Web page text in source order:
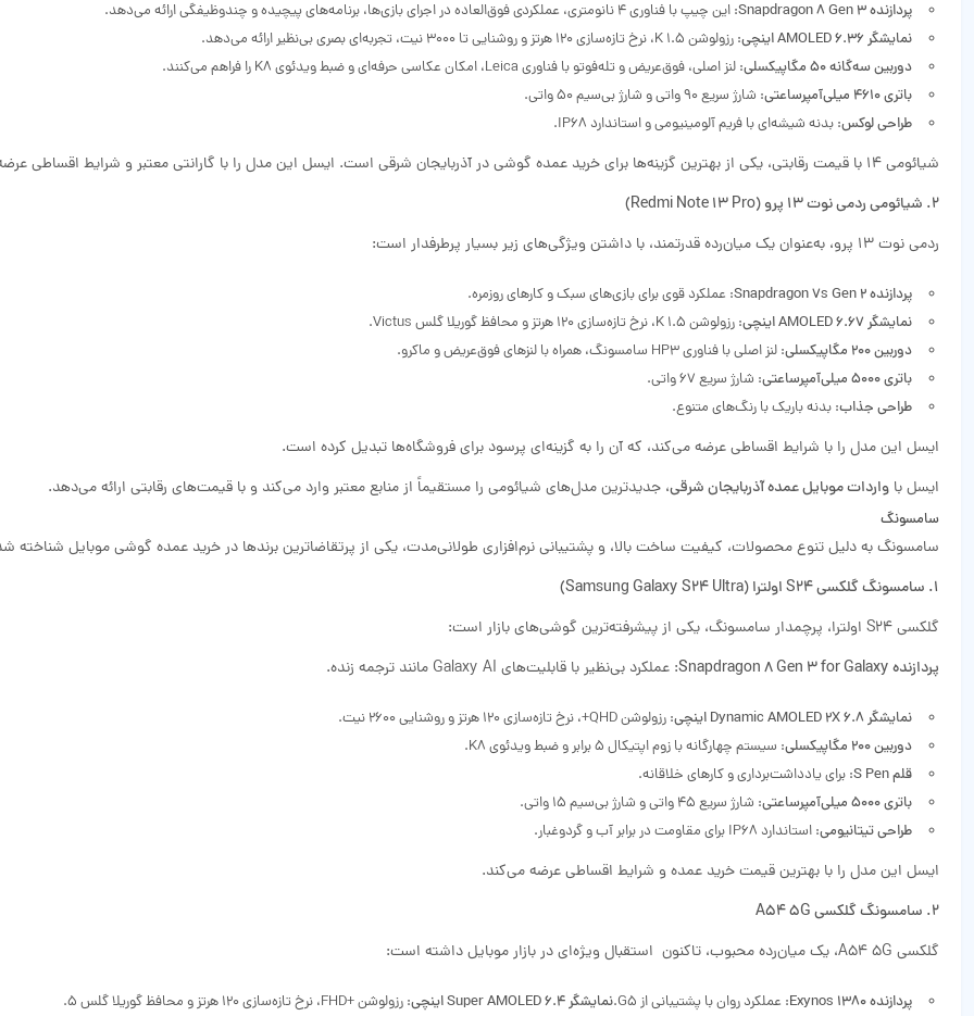
پردازنده Snapdragon 8 Gen 3 : این چیپ با فناوری 4 نانومتری، عملکردی فوق‌العاده در اجرای بازی‌ها، برنامه‌های پیچیده و چندوظیفگی ارائه می‌دهد.
نمایشگر AMOLED 6.36 اینچی : رزولوشن K 1.5، نرخ تازه‌سازی 120 هرتز و روشنایی تا 3000 نیت، تجربه‌ای بصری بی‌نظیر ارائه می‌دهد.
دوربین سه‌گانه 50 مگاپیکسلی : لنز اصلی، فوق‌عریض و تله‌فوتو با فناوری Leica، امکان عکاسی حرفه‌ای و ضبط ویدئوی K8 را فراهم می‌کنند.
باتری 4610 میلی‌آمپرساعتی : شارژ سریع 90 واتی و شارژ بی‌سیم 50 واتی.
طراحی لوکس: بدنه شیشه‌ای با فریم آلومینیومی و استاندارد IP68.
شیائومی 14 با قیمت رقابتی، یکی از بهترین گزینه‌ها برای خرید عمده گوشی در آذربایجان شرقی است. ایسل این مدل را با گارانتی معتبر و شرایط اقساطی عرضه می‌کند.
2. شیائومی ردمی نوت 13 پرو (Redmi Note 13 Pro)
ردمی نوت 13 پرو، به‌عنوان یک میان‌رده قدرتمند، با داشتن ویژگی‌های زیر بسیار پرطرفدار است:
پردازنده Snapdragon 7s Gen 2 : عملکرد قوی برای بازی‌های سبک و کارهای روزمره.
نمایشگر AMOLED 6.67 اینچی : رزولوشن K 1.5، نرخ تازه‌سازی 120 هرتز و محافظ گوریلا گلس Victus.
دوربین 200 مگاپیکسلی : لنز اصلی با فناوری HP3 سامسونگ، همراه با لنزهای فوق‌عریض و ماکرو.
باتری 5000 میلی‌آمپرساعتی : شارژ سریع 67 واتی.
طراحی جذاب: بدنه باریک با رنگ‌های متنوع.
ایسل این مدل را با شرایط اقساطی عرضه می‌کند، که آن را به گزینه‌ای پرسود برای فروشگاه‌ها تبدیل کرده است.
ایسل با واردات موبایل عمده آذربایجان شرقی، جدیدترین مدل‌های شیائومی را مستقیماً از منابع معتبر وارد می‌کند و با قیمت‌های رقابتی ارائه می‌دهد.
سامسونگ
سامسونگ به دلیل تنوع محصولات، کیفیت ساخت بالا، و پشتیبانی نرم‌افزاری طولانی‌مدت، یکی از پرتقاضاترین برندها در خرید عمده گوشی موبایل شناخته
1. سامسونگ گلکسی S24 اولترا (Samsung Galaxy S24 Ultra)
گلکسی S24 اولترا، پرچمدار سامسونگ، یکی از پیشرفته‌ترین گوشی‌های بازار است:
پردازنده Snapdragon 8 Gen 3 for Galaxy
: عملکرد بی‌نظیر با قابلیت‌های Galaxy AI مانند ترجمه زنده.
نمایشگر Dynamic AMOLED 2X 6.8 اینچی : رزولوشن QHD+، نرخ تازه‌سازی 120 هرتز و روشنایی 2600 نیت.
دوربین 200 مگاپیکسلی : سیستم چهارگانه با زوم اپتیکال 5 برابر و ضبط ویدئوی K8.
قلم S Pen : برای یادداشت‌برداری و کارهای خلاقانه.
باتری 5000 میلی‌آمپرساعتی : شارژ سریع 45 واتی و شارژ بی‌سیم 15 واتی.
طراحی تیتانیومی: استاندارد IP68 برای مقاومت در برابر آب و گردوغبار.
ایسل این مدل را با بهترین قیمت خرید عمده و شرایط اقساطی عرضه می‌کند.
2. سامسونگ گلکسی A54 5G
گلکسی A54 5G، یک میان‌رده محبوب، تاکنون استقبال ویژه‌ای در بازار موبایل داشته است:
پردازنده Exynos 1380 : عملکرد روان با پشتیبانی از G5. نمایشگر Super AMOLED 6.4 اینچی : رزولوشن +FHD، نرخ تازه‌سازی 120 هرتز و محافظ گوریلا گلس 5.